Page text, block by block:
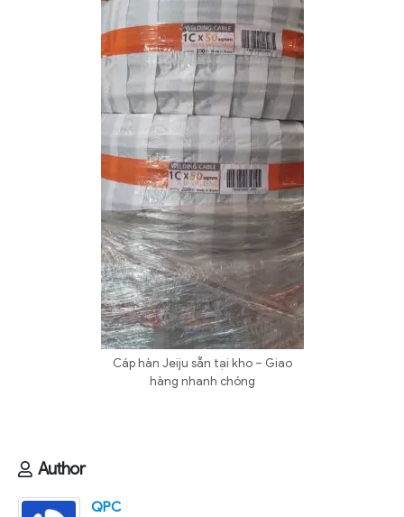
Cáp hàn Jeiju sẵn tại kho – Giao
hàng nhanh chóng
Author
QPC